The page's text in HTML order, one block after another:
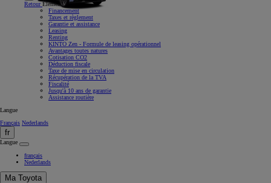
RetourÉlément
Financement
Taxes et règlement
Garantie et assistance
Leasing
Renting
KINTO Zen - Formule de leasing opérationnel
Avantages toutes natures
Cotisation CO2
Déduction fiscale
Taxe de mise en circulation
Récupération de la TVA
Fiscalité
Jusqu'à 10 ans de garantie
Assistance routière
Langue
Français Nederlands
fr
Langue
français
Nederlands
Ma Toyota